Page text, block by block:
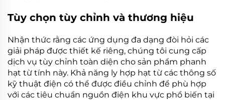
Tùy chọn tùy chỉnh và thương hiệu
Nhận thức rằng các ứng dụng đa dạng đòi hỏi các
giải pháp được thiết kế riêng, chúng tôi cung cấp
dịch vụ tùy chỉnh toàn diện cho sản phẩm phanh
hạt từ tính này. Khả năng ly hợp hạt từ các thông số
kỹ thuật điện có thể được điều chỉnh để phù hợp
với các tiêu chuẩn nguồn điện khu vực phổ biến tại